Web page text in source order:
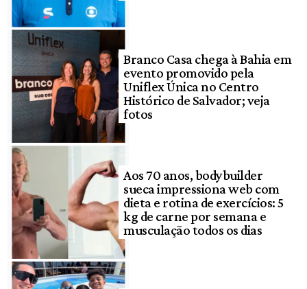
Branco Casa chega à Bahia em
evento promovido pela
Uniflex Única no Centro
Histórico de Salvador; veja
fotos
Aos 70 anos, bodybuilder
sueca impressiona web com
dieta e rotina de exercícios: 5
kg de carne por semana e
musculação todos os dias